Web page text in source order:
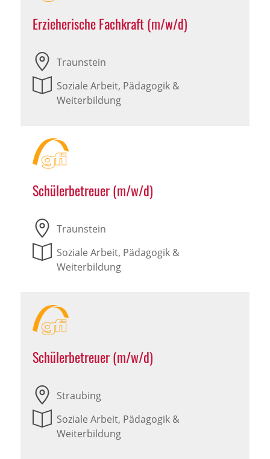
Erzieherische Fachkraft (m/w/d)
Traunstein
Soziale Arbeit, Pädagogik &
Weiterbildung
Schülerbetreuer (m/w/d)
Traunstein
Soziale Arbeit, Pädagogik &
Weiterbildung
Schülerbetreuer (m/w/d)
Straubing
Soziale Arbeit, Pädagogik &
Weiterbildung